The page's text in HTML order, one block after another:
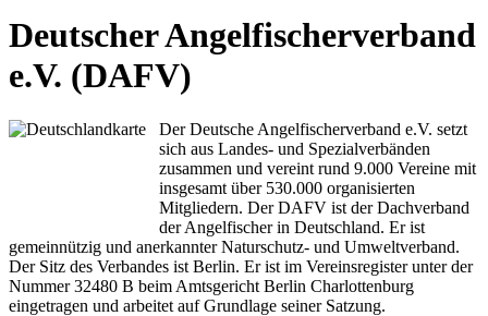
Deutscher Angelfischerverband
e.V. (DAFV)
Der Deutsche Angelfischerverband e.V. setzt
sich aus Landes- und Spezialverbänden
zusammen und vereint rund 9.000 Vereine mit
insgesamt über 530.000 organisierten
Mitgliedern. Der DAFV ist der Dachverband
der Angelfischer in Deutschland. Er ist
gemeinnützig und anerkannter Naturschutz- und Umweltverband.
Der Sitz des Verbandes ist Berlin. Er ist im Vereinsregister unter der
Nummer 32480 B beim Amtsgericht Berlin Charlottenburg
eingetragen und arbeitet auf Grundlage seiner Satzung.